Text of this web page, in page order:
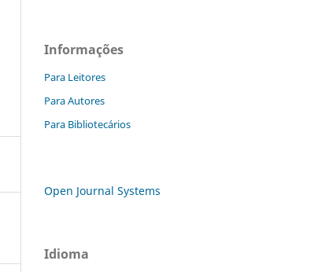
Informações
Para Leitores
Para Autores
Para Bibliotecários
Open Journal Systems
Idioma